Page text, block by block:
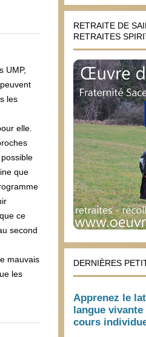
UMP,
les
elle.
que
ce
second
mauvais
les
RETRAITE DE
RETRAITES
DERNIÈRES
Apprenez le
langue
cours